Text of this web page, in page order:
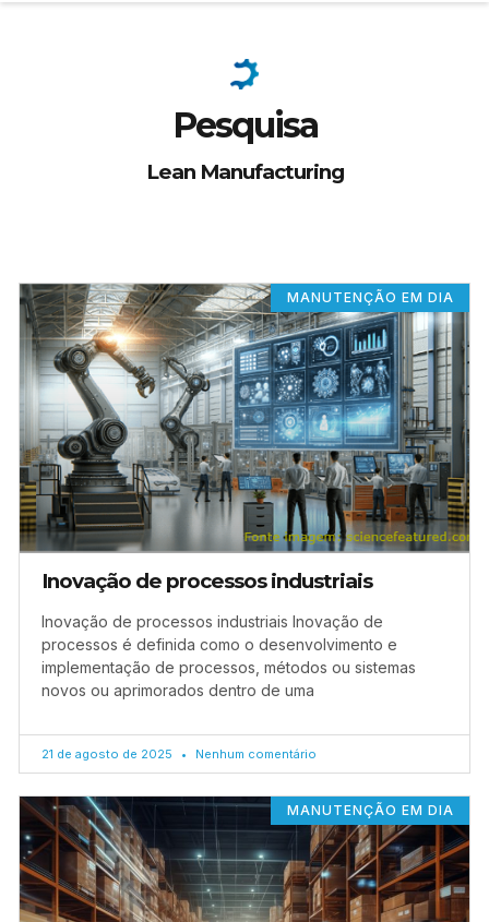
Pesquisa
Lean Manufacturing
MANUTENÇÃO EM DIA
Inovação de processos industriais
Inovação de processos industriais Inovação de
processos é definida como o desenvolvimento e
implementação de processos, métodos ou sistemas
novos ou aprimorados dentro de uma
21 de agosto de 2025 Nenhum comentário
MANUTENÇÃO EM DIA